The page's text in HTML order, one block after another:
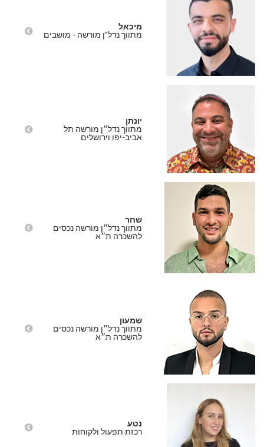
מיכאל
מתווך נדל"ן מורשה - מושבים
יונתן
מתווך נדל״ן מורשה תל
אביב-יפו וירושלים
שחר
מתווך נדל״ן מורשה נכסים
להשכרה ת״א
שמעון
מתווך נדל״ן מורשה נכסים
להשכרה ת״א
נטע
רכזת תפעול ולקוחות